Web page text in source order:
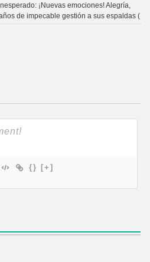
¡Nuevas emociones! Alegría,
de impecable gestión a sus espaldas (
{} [+]